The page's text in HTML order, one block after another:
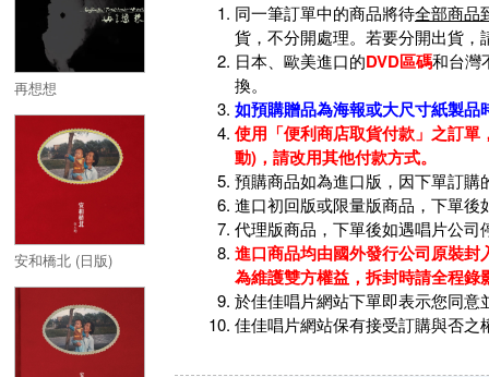
再想想
安和橋北 (日版)
同一筆訂單中的商品將待全部商品
貨，不分開處理。若要分開出貨，
日本、歐美進口的DVD區碼和台灣
換。
如預購贈品為海報或大尺寸紙製
使用「便利商店取貨付款」之訂
動)，請改用其他付款方式。
預購商品如為進口版，因下單訂
進口初回版或限量版商品，下單
代理版商品，下單後如遇唱片公司
進口商品均由國外發行公司原裝
為維護雙方權益，拆封時請全程
於佳佳唱片網站下單即表示您同意
佳佳唱片網站保有接受訂購與否之